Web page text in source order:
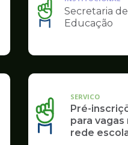
Ilustração
da
de
Educação
Secretaria de
Educação
SERVICO
Pré-
para vagas
rede